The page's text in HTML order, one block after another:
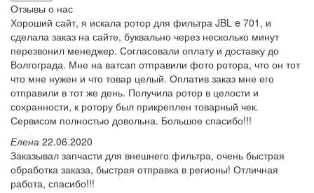
Отзывы о нас
Хороший сайт, я искала ротор для фильтра JBL e 701, и
сделала заказ на сайте, буквально через несколько минут
перезвонил менеджер. Согласовали оплату и доставку до
Волгограда. Мне на ватсап отправили фото ротора, что он тот
что мне нужен и что товар целый. Оплатив заказ мне его
отправили в тот же день. Получила ротор в целости и
сохранности, к ротору был прикреплен товарный чек.
Сервисом полностью довольна. Большое спасибо!!!
Елена 22.06.2020
Заказывал запчасти для внешнего фильтра, очень быстрая
обработка заказа, быстрая отправка в регионы! Отличная
работа, спасибо!!!